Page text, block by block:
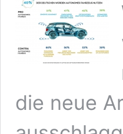
die neue